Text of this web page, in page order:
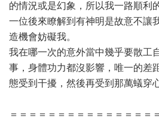
的情況或是幻象，所以我一路順利
一位後來瞭解到有神明是故意不讓
造機會妨礙我。
我在哪一次的意外當中幾乎要散工
事，身體功力都沒影響，唯一的差
態受到干擾，然後再受到那萬蟻穿
＝＝＝＝＝＝＝＝＝＝＝＝＝＝＝